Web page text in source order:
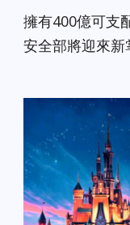
擁有400億可支
安全部將迎來新